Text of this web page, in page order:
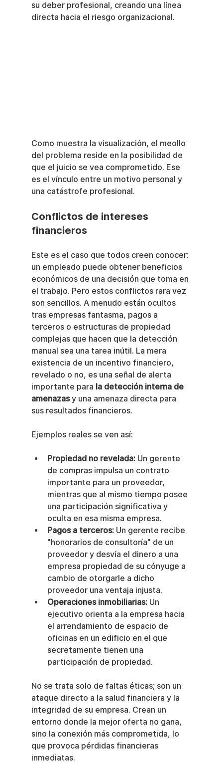
su deber profesional, creando una línea
directa hacia el riesgo organizacional.
Como muestra la visualización, el meollo
del problema reside en la posibilidad de
que el juicio se vea comprometido. Ese
es el vínculo entre un motivo personal y
una catástrofe profesional.
Conflictos de intereses
financieros
Este es el caso que todos creen conocer:
un empleado puede obtener beneficios
económicos de una decisión que toma en
el trabajo. Pero estos conflictos rara vez
son sencillos. A menudo están ocultos
tras empresas fantasma, pagos a
terceros o estructuras de propiedad
complejas que hacen que la detección
manual sea una tarea inútil. La mera
existencia de un incentivo financiero,
revelado o no, es una señal de alerta
importante para la detección interna de
amenazas y una amenaza directa para
sus resultados financieros.
Ejemplos reales se ven así:
Propiedad no revelada: Un gerente
de compras impulsa un contrato
importante para un proveedor,
mientras que al mismo tiempo posee
una participación significativa y
oculta en esa misma empresa.
Pagos a terceros: Un gerente recibe
"honorarios de consultoría" de un
proveedor y desvía el dinero a una
empresa propiedad de su cónyuge a
cambio de otorgarle a dicho
proveedor una ventaja injusta.
Operaciones inmobiliarias: Un
ejecutivo orienta a la empresa hacia
el arrendamiento de espacio de
oficinas en un edificio en el que
secretamente tienen una
participación de propiedad.
No se trata solo de faltas éticas; son un
ataque directo a la salud financiera y la
integridad de su empresa. Crean un
entorno donde la mejor oferta no gana,
sino la conexión más comprometida, lo
que provoca pérdidas financieras
inmediatas.